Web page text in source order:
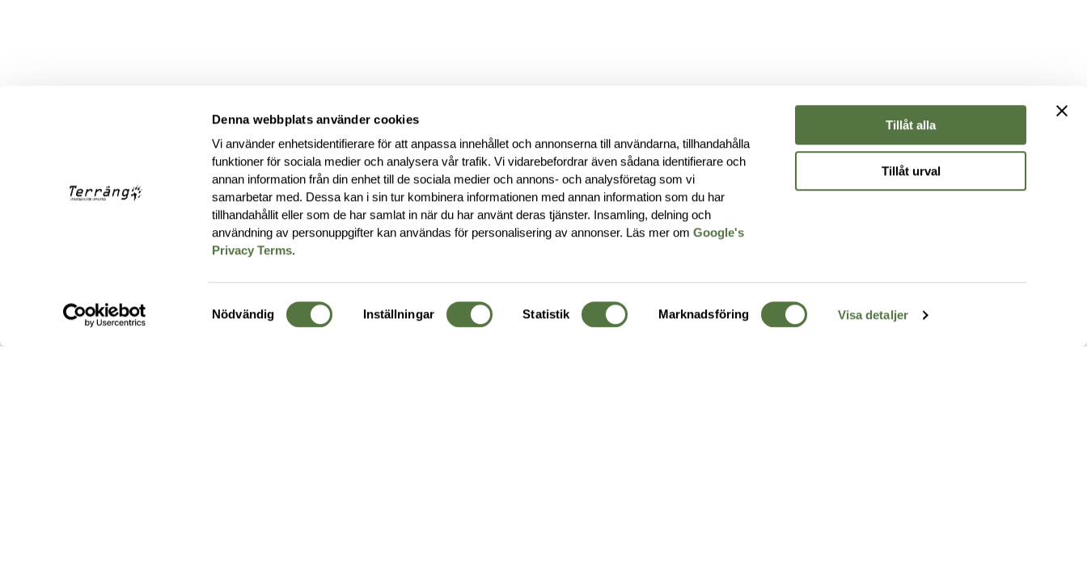
Denna webbplats använder cookies
Vi använder enhetsidentifierare för att anpassa innehållet och annonserna till användarna, tillhandahålla
funktioner för sociala medier och analysera vår trafik. Vi vidarebefordrar även sådana identifierare och
annan information från din enhet till de sociala medier och annons- och analysföretag som vi
samarbetar med. Dessa kan i sin tur kombinera informationen med annan information som du har
tillhandahållit eller som de har samlat in när du har använt deras tjänster. Insamling, delning och
användning av personuppgifter kan användas för personalisering av annonser. Läs mer omGoogle's
Privacy Terms.
Samtyckesval
Nödvändig Inställningar Statistik Marknadsföring Visa detaljer
Tillåt alla
Tillåt urval